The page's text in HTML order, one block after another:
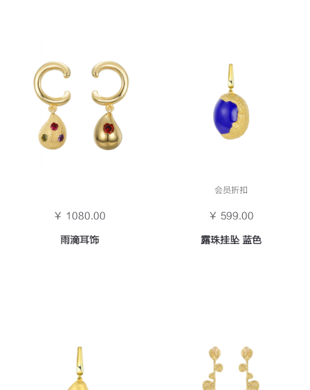
￥ 1080.00
雨滴耳饰
会员折扣
￥ 599.00
露珠挂坠 蓝色